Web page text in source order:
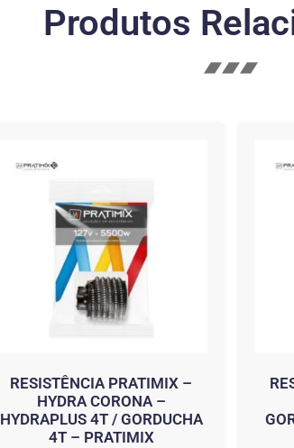
Produtos
RESISTÊNCIA PRATIMIX –
HYDRA CORONA –
HYDRAPLUS 4T / GORDUCHA
4T – PRATIMIX